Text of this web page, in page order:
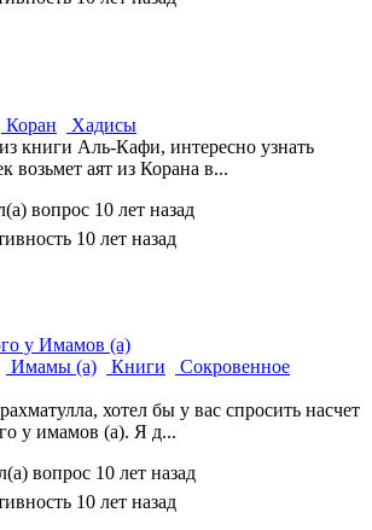
Коран
Хадисы
книги Аль-Кафи, интересно узнать
возьмет аят из Корана в...
вопрос 10 лет назад
10 лет назад
у Имамов (а)
Имамы (а) Книги
Сокровенное
хотел бы у вас спросить насчет
у имамов (а). Я д...
вопрос 10 лет назад
10 лет назад